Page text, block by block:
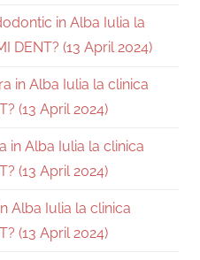
in Alba Iulia la
DENT? (13 April 2024)
in Alba Iulia la clinica
(13 April 2024)
in Alba Iulia la clinica
(13 April 2024)
Alba Iulia la clinica
(13 April 2024)